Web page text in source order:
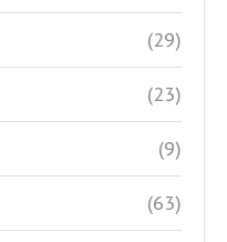
(29)
(23)
(9)
(63)